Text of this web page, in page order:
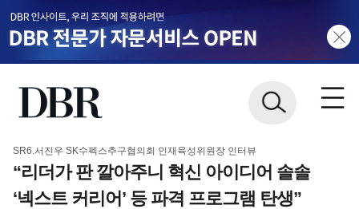
SR6.서진우 SK수펙스추구협의회 인재육성위원장 인터뷰
“리더가 판 깔아주니 혁신 아이디어 솔솔
‘넥스트 커리어’ 등 파격 프로그램 탄생”